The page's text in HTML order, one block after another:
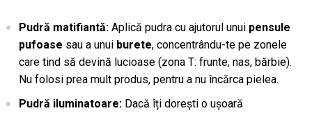
Pudră matifiantă:Aplică pudra cu ajutorul unui pensule
pufoase sau a unui burete, concentrându-te pe zonele
care tind să devină lucioase (zona T: frunte, nas, bărbie).
Nu folosi prea mult produs, pentru a nu încărca pielea.
Pudră iluminatoare:Dacă îți dorești o ușoară